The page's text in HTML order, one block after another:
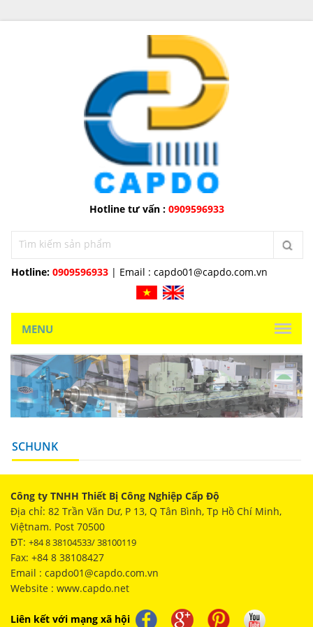
Hotline tư vấn : 0909596933
Hotline: 0909596933 | Email : capdo01@capdo.com.vn
MENU
SCHUNK
Công ty TNHH Thiết Bị Công Nghiệp Cấp Độ
Địa chỉ: 82 Trần Văn Dư, P 13, Q Tân Bình, Tp Hồ Chí Minh,
Việtnam. Post 70500
ĐT: +84 8 38104533/ 38100119
Fax: +84 8 38108427
Email : capdo01@capdo.com.vn
Website : www.capdo.net
Liên kết với mạng xã hội